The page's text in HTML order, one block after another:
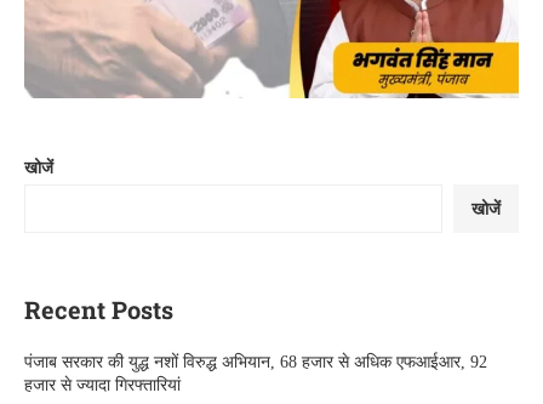
खोजें
खोजें
Recent Posts
पंजाब सरकार की युद्ध नशों विरुद्ध अभियान, 68 हजार से अधिक एफआईआर, 92
हजार से ज्यादा गिरफ्तारियां